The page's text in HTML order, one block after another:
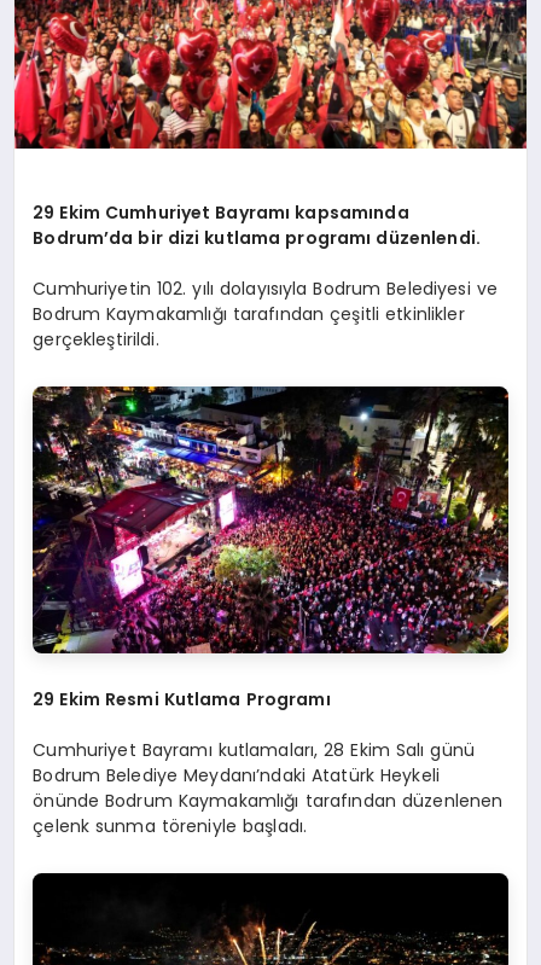
29 Ekim Cumhuriyet Bayramı kapsamında
Bodrum’da bir dizi kutlama programı düzenlendi.
Cumhuriyetin 102. yılı dolayısıyla Bodrum Belediyesi ve
Bodrum Kaymakamlığı tarafından çeşitli etkinlikler
gerçekleştirildi.
29 Ekim Resmi Kutlama Programı
Cumhuriyet Bayramı kutlamaları, 28 Ekim Salı günü
Bodrum Belediye Meydanı’ndaki Atatürk Heykeli
önünde Bodrum Kaymakamlığı tarafından düzenlenen
çelenk sunma töreniyle başladı.